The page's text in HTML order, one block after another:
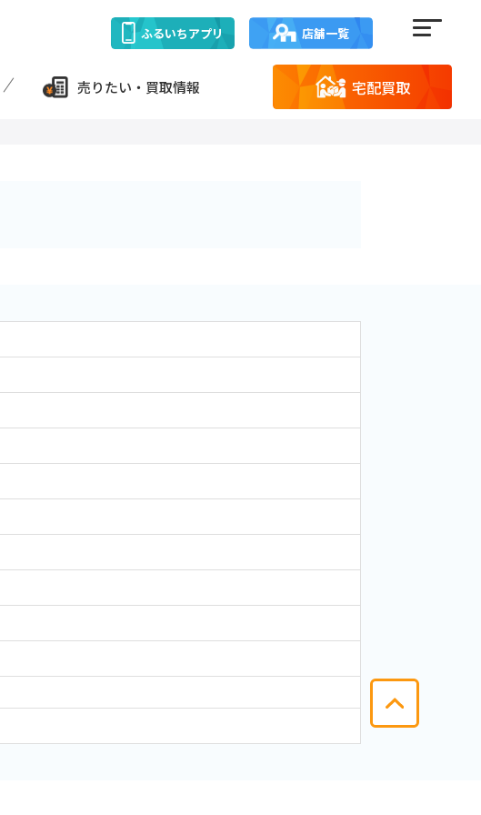
ふるいちアプリ 店舗一覧
売りたい・買取情報 宅配買取